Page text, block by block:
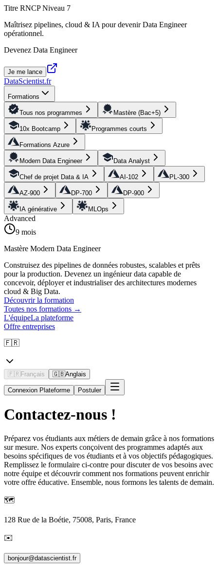
Titre RNCP Niveau 7
Maîtrisez pipelines, cloud & IA pour devenir Data Engineer
opérationnel.
Devenez Data Engineer
Je me lance
DataScientist.fr
Formations
Tous nos programmes Mastère (Bac+5)
10x Bootcamp Programmes courts
Formations Azure
Modern Data Engineer Data Analyst
Chef de projet Data & IA AI-102 PL-300
AZ-900 DP-700 DP-900
IA générative MLOps
Advanced
9 mois
Mastère Modern Data Engineer
Construisez des pipelines de données robustes, scalables et prêts
pour la production. Devenez un ingénieur data capable de
concevoir, déployer et industrialiser des architectures modernes
cloud & Big Data.
Découvrir la formation
Toutes nos formations →
L'équipeLa plateforme
Offre entreprises
🇫🇷
🇫🇷 Français 🇬🇧Anglais
Connexion Plateforme Postuler
Contactez-nous !
Préparez vos étudiants aux métiers de demain grâce à nos formations
sur mesure. Nos experts conçoivent des programmes adaptés aux
besoins spécifiques de vos étudiants et à vos objectifs pédagogiques.
Remplissez le formulaire ci-contre pour discuter de vos besoins avec
notre équipe et découvrir comment nos formations peuvent enrichir
votre offre éducative. Ensemble, nous formons les talents de demain.
🗺️
128 Rue de la Boétie, 75008, Paris, France
✉️️
bonjour@datascientist.fr